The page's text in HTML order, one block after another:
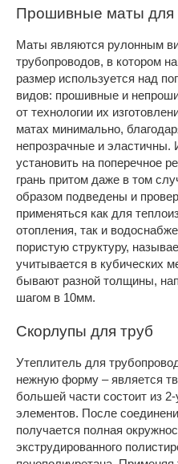
Прошивные маты для
Маты являются рулонным
трубопроводов, в котором
размер используется над
видов: прошивные и
от технологии их
матах минимально,
непрозрачные и эластичны.
установить на поперечное
грань притом даже в том
образом подведены и
применяться как для
отопления, так и
пористую структуру,
учитывается в кубических
бывают разной толщины,
шагом в 10мм.
Скорлупы для труб
Утеплитель для
нежную форму – является
большей части состоит из
элементов. После
получается полная
экструдированного